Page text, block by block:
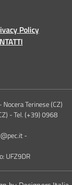
Policy
Terinese (CZ)
- Tel. (+39) 0968
-
UFZ9DR